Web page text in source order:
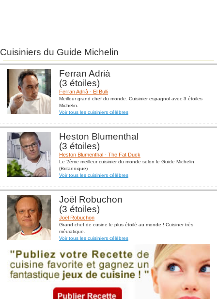
Cuisiniers du Guide Michelin
Ferran Adrià
(3 étoiles)
Ferran Adrià - El Bulli
Meilleur grand chef du monde. Cuisinier espagnol avec 3 étoiles
Michelin.
Voir tous les cuisiniers célèbres
Heston Blumenthal
(3 étoiles)
Heston Blumenthal - The Fat Duck
Le 2ème meilleur cuisinier du monde selon le Guide Michelin
(Britannique)
Voir tous les cuisiniers célèbres
Joël Robuchon
(3 étoiles)
Joël Robuchon
Grand chef de cusine le plus étoilé au monde ! Cuisiner très
médiatique.
Voir tous les cuisiniers célèbres